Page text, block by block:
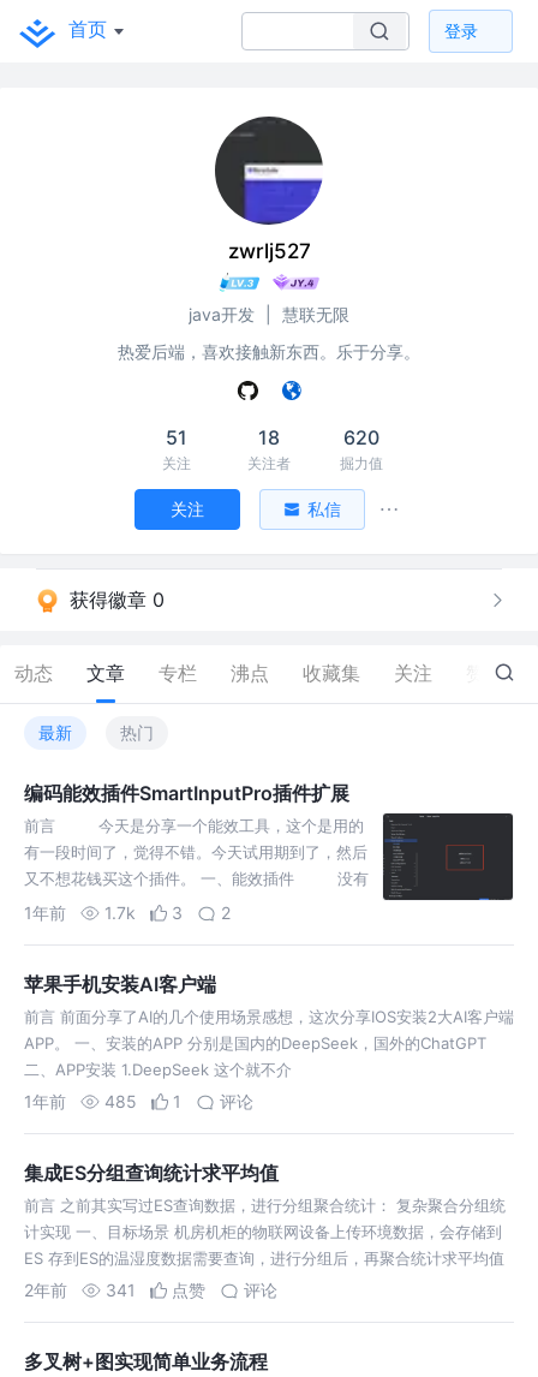
首页 登录
zwrlj527
java开发
慧联无限
热爱后端，喜欢接触新东西。乐于分享。
51
关注
18
关注者
620
掘力值
关注 私信
获得徽章 0
动态 文章 专栏 沸点 收藏集 关注 34
最新 热门
编码能效插件SmartInputPro插件扩展
前言 今天是分享一个能效工具，这个是用的
有一段时间了，觉得不错。今天试用期到了，然后
又不想花钱买这个插件。 一、能效插件 没有
扩展之前，这里是有个复制系统信息的按钮的哦
1年前 1.7k 3 2
苹果手机安装AI客户端
前言 前面分享了AI的几个使用场景感想，这次分享IOS安装2大AI客户端
APP。 一、安装的APP 分别是国内的DeepSeek，国外的ChatGPT
二、APP安装 1.DeepSeek 这个就不介
1年前 485 1 评论
集成ES分组查询统计求平均值
前言 之前其实写过ES查询数据，进行分组聚合统计： 复杂聚合分组统
计实现 一、目标场景 机房机柜的物联网设备上传环境数据，会存储到
ES 存到ES的温湿度数据需要查询，进行分组后，再聚合统计求平均值
二
2年前 341 点赞 评论
多叉树+图实现简单业务流程